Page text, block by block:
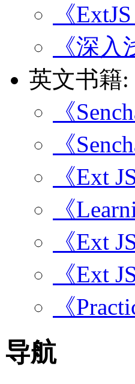
《
《深入
英文书籍:
《
《
《Ext
《
《Ext
《Ext
《
导航